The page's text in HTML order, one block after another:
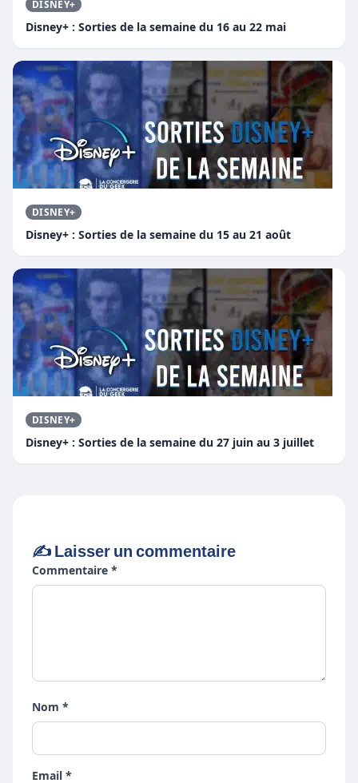
DISNEY+
Disney+ : Sorties de la semaine du 16 au 22 mai
DISNEY+
Disney+ : Sorties de la semaine du 15 au 21 août
DISNEY+
Disney+ : Sorties de la semaine du 27 juin au 3 juillet
✍️ Laisser un commentaire
Commentaire *
Nom *
Email *